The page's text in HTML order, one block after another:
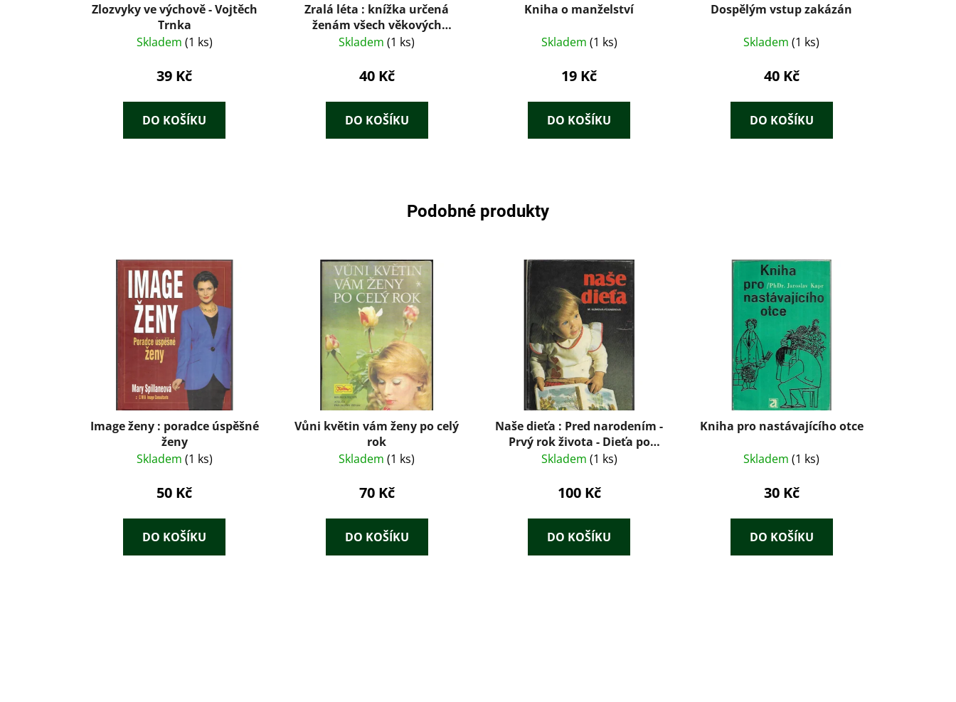
Zlozvyky ve výchově - Vojtěch
Trnka
Skladem (1 ks)
39 Kč
DO KOŠÍKU
Zralá léta : knížka určená
ženám všech věkových
kategorií a mužům, kteří chtějí
Skladem(1 ks)
40 Kč
DO KOŠÍKU
Kniha o manželství
Skladem (1 ks)
19 Kč
DO KOŠÍKU
Dospělým vstup zakázán
Skladem(1 ks)
40 Kč
DO KOŠÍKU
Podobné produkty
Image ženy : poradce úspěšné
ženy
Skladem (1 ks)
50 Kč
DO KOŠÍKU
Vůni květin vám ženy po celý
rok
Skladem(1 ks)
70 Kč
DO KOŠÍKU
Naše dieťa : Pred narodením -
Prvý rok života - Dieťa po
prvom roku
Skladem (1 ks)
100 Kč
DO KOŠÍKU
Kniha pro nastávajícího otce
Skladem(1 ks)
30 Kč
DO KOŠÍKU